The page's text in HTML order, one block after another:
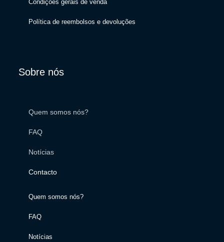
Condições gerais de venda
Política de reembolsos e devoluções
Sobre nós
Quem somos nós?
FAQ
Notícias
Contacto
Quem somos nós?
FAQ
Notícias